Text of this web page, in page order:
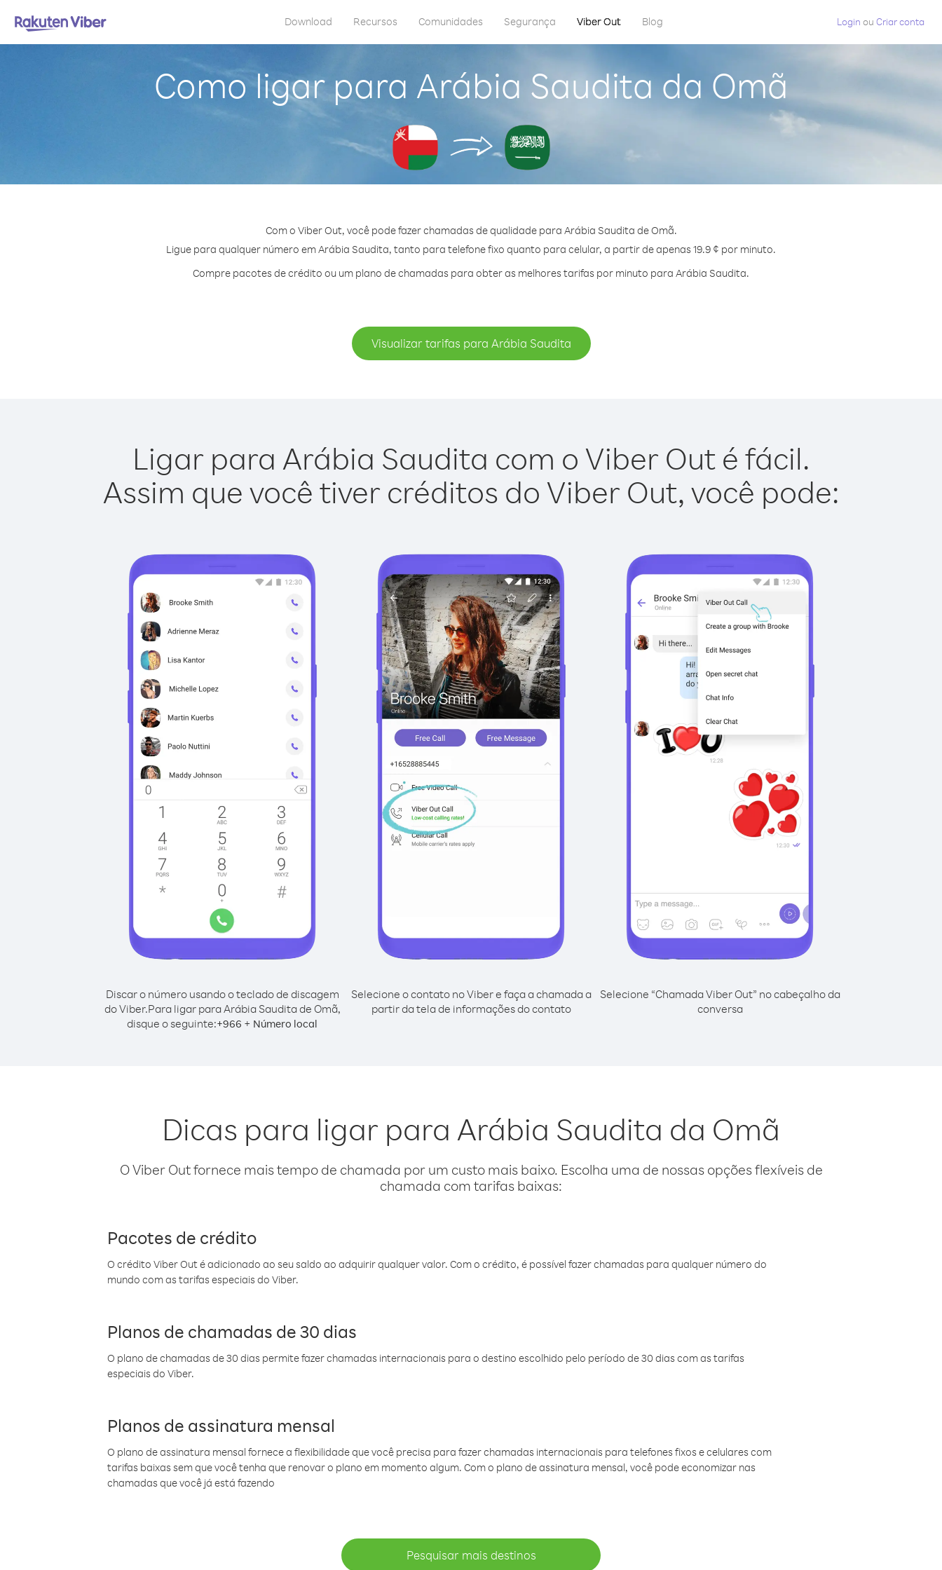
Download Recursos Comunidades Segurança Viber Out Blog Login ou Criar conta
Como ligar para Arábia Saudita da Omã
Com o Viber Out, você pode fazer chamadas de qualidade para Arábia Saudita de Omã.
Ligue para qualquer número em Arábia Saudita, tanto para telefone fixo quanto para celular, a partir de apenas 19.9 ¢ por minuto.
Compre pacotes de crédito ou um plano de chamadas para obter as melhores tarifas por minuto para Arábia Saudita.
Visualizar tarifas para Arábia Saudita
Ligar para Arábia Saudita com o Viber Out é fácil.
Assim que você tiver créditos do Viber Out, você pode:
Discar o número usando o teclado de discagem
do Viber.Para ligar para Arábia Saudita de Omã,
disque o seguinte:+966 + Número local
Selecione o contato no Viber e faça a chamada a
partir da tela de informações do contato
Selecione “Chamada Viber Out” no cabeçalho da
conversa
Dicas para ligar para Arábia Saudita da Omã
O Viber Out fornece mais tempo de chamada por um custo mais baixo. Escolha uma de nossas opções flexíveis de
chamada com tarifas baixas:
Pacotes de crédito
O crédito Viber Out é adicionado ao seu saldo ao adquirir qualquer valor. Com o crédito, é possível fazer chamadas para qualquer número do
mundo com as tarifas especiais do Viber.
Planos de chamadas de 30 dias
O plano de chamadas de 30 dias permite fazer chamadas internacionais para o destino escolhido pelo período de 30 dias com as tarifas
especiais do Viber.
Planos de assinatura mensal
O plano de assinatura mensal fornece a flexibilidade que você precisa para fazer chamadas internacionais para telefones fixos e celulares com
tarifas baixas sem que você tenha que renovar o plano em momento algum. Com o plano de assinatura mensal, você pode economizar nas
chamadas que você já está fazendo
Pesquisar mais destinos